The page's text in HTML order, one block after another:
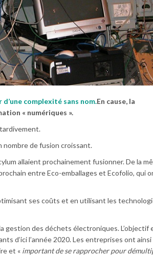
complexité sans nom.En cause, la
« numériques ».
nombre de fusion croissant.
allaient prochainement fusionner. De la
entre Eco-emballages et Ecofolio, qui
ses coûts et en utilisant les
gestion des déchets électroniques. L’objectif
d’ici l’année 2020. Les entreprises ont
et « important de se rapprocher pour